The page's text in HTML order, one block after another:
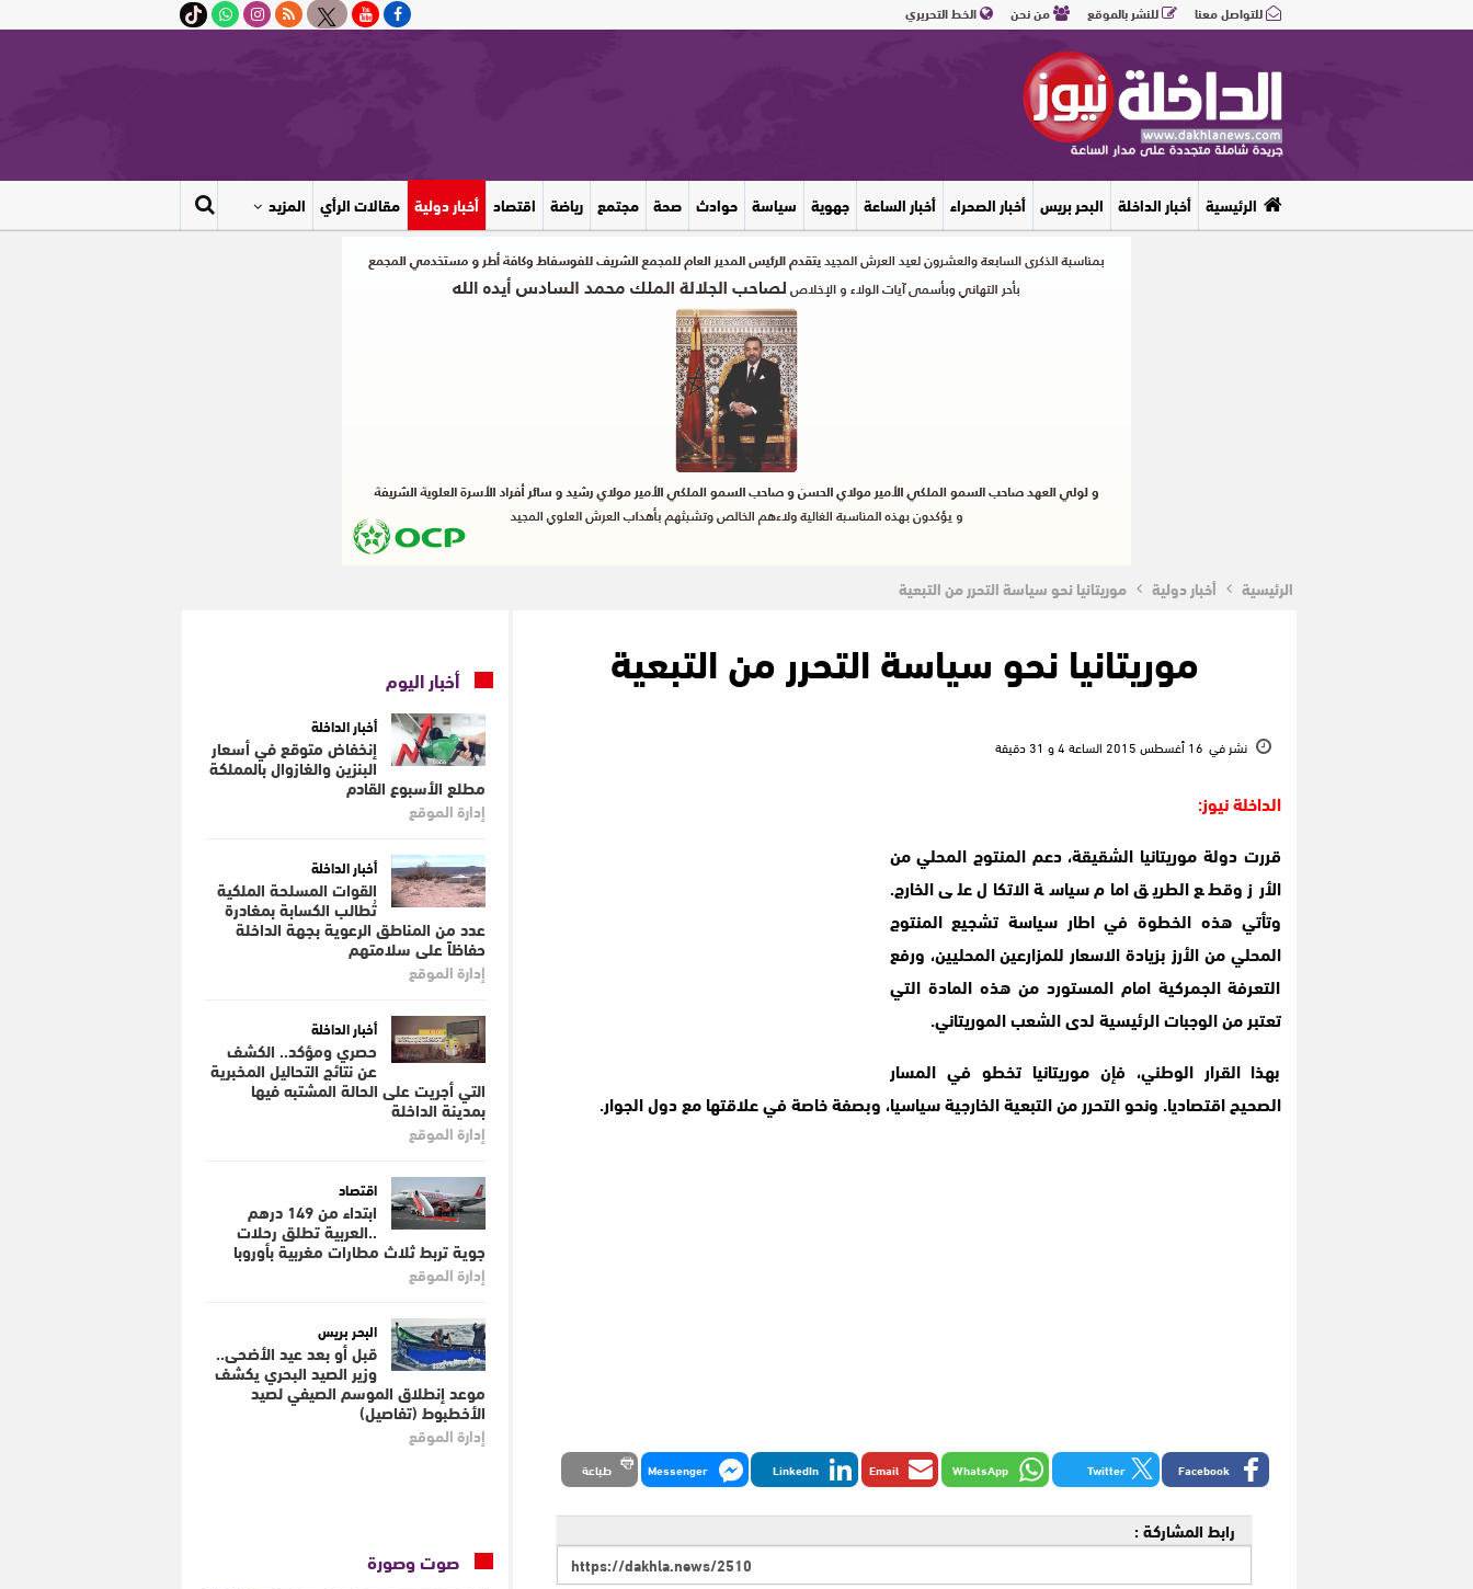
للتواصل معنا للنشر بالموقع من نحن الخط التحريري
الرئيسية أخبار الداخلة البحر بريس أخبار الصحراء أخبار الساعة جهوية سياسة حوادث صحة مجتمع رياضة اقتصاد أخبار دولية مقالات الرأي المزيد
الرئيسية أخبار دولية موريتانيا نحو سياسة التحرر من التبعية‎
موريتانيا نحو سياسة التحرر من التبعية‎
نشر في 16 أغسطس 2015 الساعة 4 و 31 دقيقة
الداخلة نيوز:
قررت دولة موريتانيا الشقيقة، دعم المنتوج المحلي من
الأرز وقطع الطريق امام سياسة الاتكال على الخارج.
وتأتي هذه الخطوة في اطار سياسة تشجيع المنتوج
المحلي من الأرز بزيادة الاسعار للمزارعين المحليين، ورفع
التعرفة الجمركية امام المستورد من هذه المادة التي
تعتبر من الوجبات الرئيسية لدى الشعب الموريتاني.
بهذا القرار الوطني، فإن موريتانيا تخطو في المسار
الصحيح اقتصاديا. ونحو التحرر من التبعية الخارجية سياسيا، وبصفة خاصة في علاقتها مع دول الجوار.
Facebook
Twitter
WhatsApp
Email
LinkedIn
Messenger طباعة
رابط المشاركة :
أخبار اليوم
أخبار الداخلة
إنخفاض متوقع في أسعار
البنزين والغازوال بالمملكة
مطلع الأسبوع القادم
إدارة الموقع
أخبار الداخلة
القوات المسلحة الملكية
تُطالب الكسابة بمغادرة
عدد من المناطق الرعوية بجهة الداخلة
حفاظاً على سلامتهم
إدارة الموقع
أخبار الداخلة
حصري ومؤكد.. الكشف
عن نتائج التحاليل المخبرية
التي أجريت على الحالة المشتبه فيها
بمدينة الداخلة
إدارة الموقع
اقتصاد
ابتداء من 149 درهم
..العربية تطلق رحلات
جوية تربط ثلاث مطارات مغربية بأوروبا
إدارة الموقع
البحر بريس
قبل أو بعد عيد الأضحى..
وزير الصيد البحري يكشف
موعد إنطلاق الموسم الصيفي لصيد
الأخطبوط (تفاصيل)
إدارة الموقع
صوت وصورة